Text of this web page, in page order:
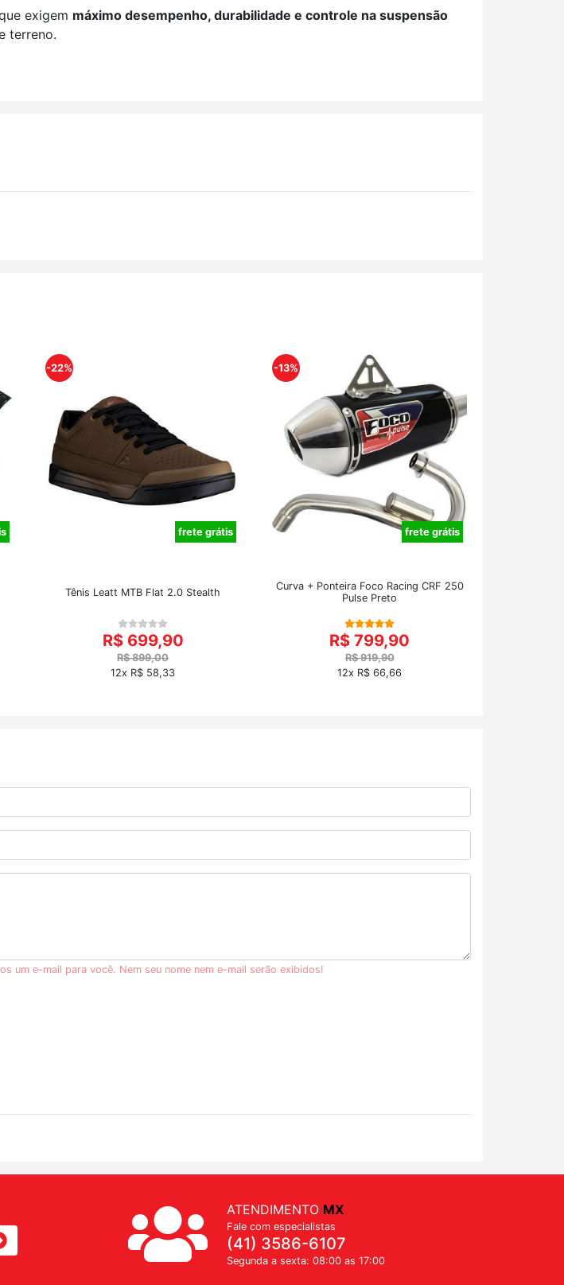
exigem máximo desempenho, durabilidade e controle na suspensão
terreno.
-22%
frete grátis
Tênis Leatt MTB Flat 2.0 Stealth
R$ 699,90
R$ 899,00
12x R$ 58,33
-13%
frete grátis
Curva + Ponteira Foco Racing CRF 250
Pulse Preto
R$ 799,90
R$ 919,90
12x R$ 66,66
um e-mail para você. Nem seu nome nem e-mail serão exibidos!
ATENDIMENTO MX
Fale com especialistas
(41) 3586-6107
Segunda a sexta: 08:00 as 17:00